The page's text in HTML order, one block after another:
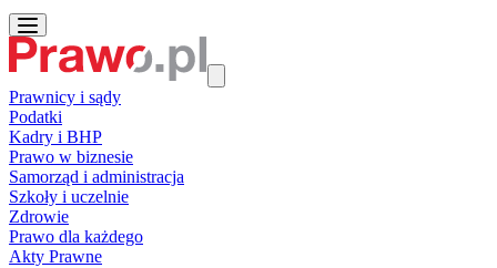
Prawnicy i sądy
Podatki
Kadry i BHP
Prawo w biznesie
Samorząd i administracja
Szkoły i uczelnie
Zdrowie
Prawo dla każdego
Akty Prawne